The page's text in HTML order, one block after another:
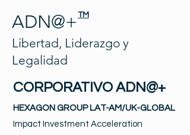
ADN@+ TM
Libertad, Liderazgo y
Legalidad
CORPORATIVO ADN@+
HEXAGON GROUP LAT-AM/UK-GLOBAL
Impact Investment Acceleration